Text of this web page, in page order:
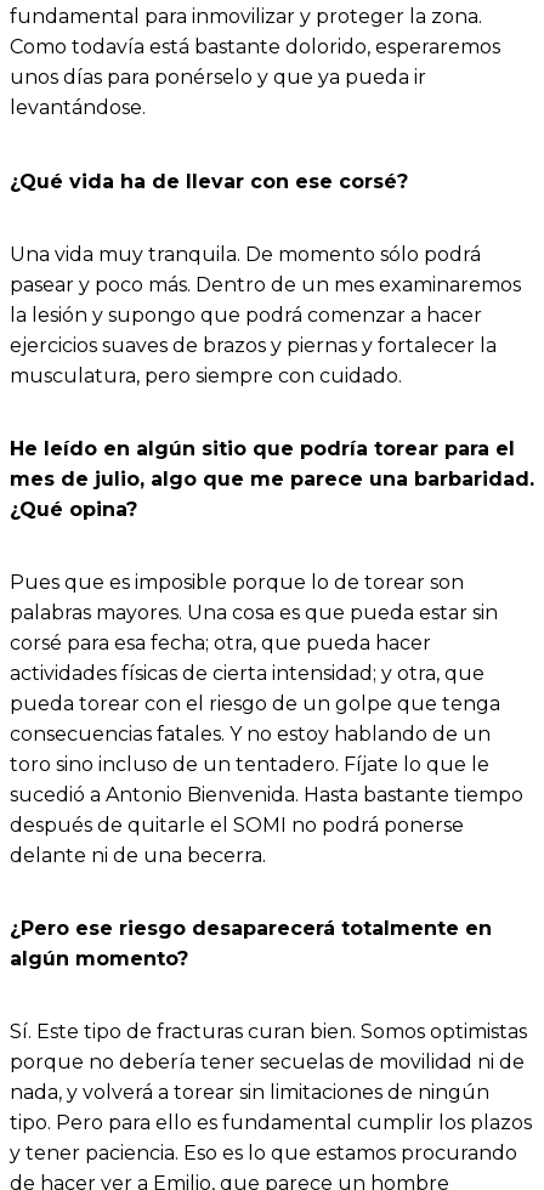
fundamental para inmovilizar y proteger la zona.
Como todavía está bastante dolorido, esperaremos
unos días para ponérselo y que ya pueda ir
levantándose.
¿Qué vida ha de llevar con ese corsé?
Una vida muy tranquila. De momento sólo podrá
pasear y poco más. Dentro de un mes examinaremos
la lesión y supongo que podrá comenzar a hacer
ejercicios suaves de brazos y piernas y fortalecer la
musculatura, pero siempre con cuidado.
He leído en algún sitio que podría torear para el
mes de julio, algo que me parece una barbaridad.
¿Qué opina?
Pues que es imposible porque lo de torear son
palabras mayores. Una cosa es que pueda estar sin
corsé para esa fecha; otra, que pueda hacer
actividades físicas de cierta intensidad; y otra, que
pueda torear con el riesgo de un golpe que tenga
consecuencias fatales. Y no estoy hablando de un
toro sino incluso de un tentadero. Fíjate lo que le
sucedió a Antonio Bienvenida. Hasta bastante tiempo
después de quitarle el SOMI no podrá ponerse
delante ni de una becerra.
¿Pero ese riesgo desaparecerá totalmente en
algún momento?
Sí. Este tipo de fracturas curan bien. Somos optimistas
porque no debería tener secuelas de movilidad ni de
nada, y volverá a torear sin limitaciones de ningún
tipo. Pero para ello es fundamental cumplir los plazos
y tener paciencia. Eso es lo que estamos procurando
de hacer ver a Emilio, que parece un hombre